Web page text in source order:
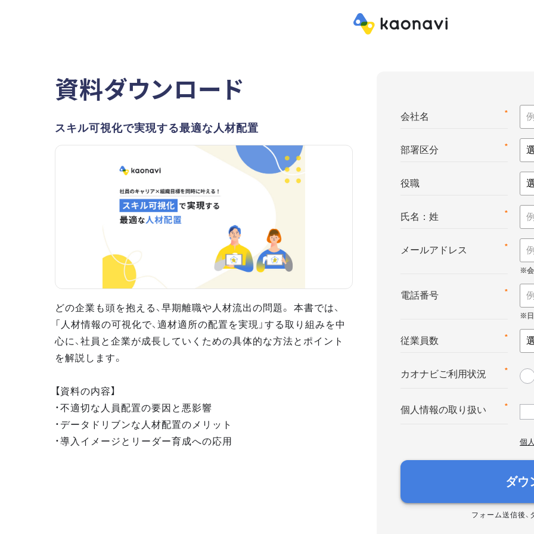
資料ダウンロード
スキル可視化で実現する最適な人材配置
どの企業も頭を抱える、早期離職や人材流出の問題。 本書では、
「人材情報の可視化で、適材適所の配置を実現」する取り組みを中
心に、社員と企業が成長していくための具体的な方法とポイント
を解説します。
【資料の内容】
・不適切な人員配置の要因と悪影響
・データドリブンな人材配置のメリット
・導入イメージとリーダー育成への応用
*
会社名
*
部署区分
役職
*
氏名：姓
*
メールアドレス
*
電話番号
*
従業員数
*
カオナビご利用状況
*
個人情報の取り扱い
個
ダウ
フォーム送信後